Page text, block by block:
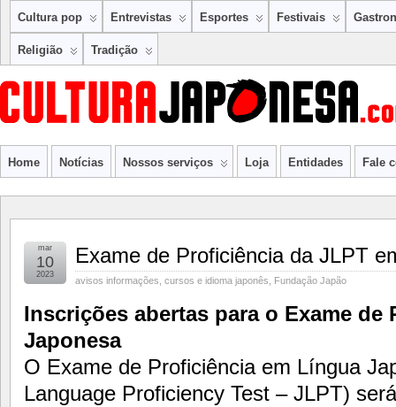
Cultura pop Entrevistas Esportes Festivais
Religião Tradição
Home Notícias Nossos serviços Loja Entidades Fale
Exame de Proficiência da JLPT
avisos informações cursos e idioma japonês Fundação Japão
mar
10
2023
Inscrições abertas para o Exame
Japonesa
O Exame de Proficiência em Língua
Language Proficiency Test – JLPT)